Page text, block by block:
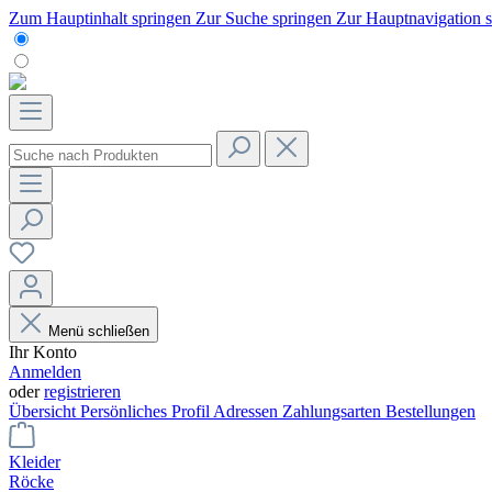
Zum Hauptinhalt springen Zur Suche springen Zur Hauptnavigation
Menü schließen
Ihr Konto
Anmelden
oderregistrieren
Übersicht Persönliches Profil Adressen Zahlungsarten Bestellungen
Kleider
Röcke